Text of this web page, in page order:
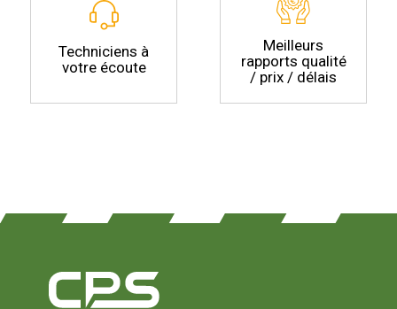
Techniciens à
votre écoute
Meilleurs
rapports qualité
/ prix / délais